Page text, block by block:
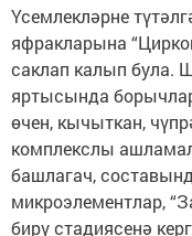
Үсемлекләрне
яфракларына
саклап калып була.
яртысында
өчен, кычыткан,
комплекслы
башлагач,
микроэлементлар,
бирү стадиясенә